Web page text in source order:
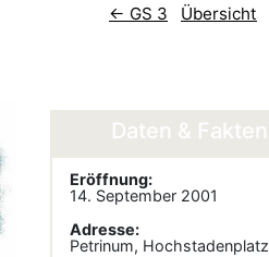
← GS 3 Übersicht
Daten & Fakten
Eröffnung:
14. September 2001
Adresse:
Petrinum, Hochstadenplatz